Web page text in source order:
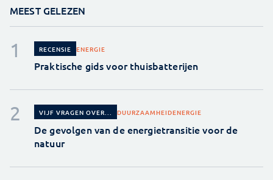
MEEST GELEZEN
RECENSIE ENERGIE
Praktische gids voor thuisbatterijen
VIJF VRAGEN OVER... DUURZAAMHEIDENERGIE
De gevolgen van de energietransitie voor de
natuur